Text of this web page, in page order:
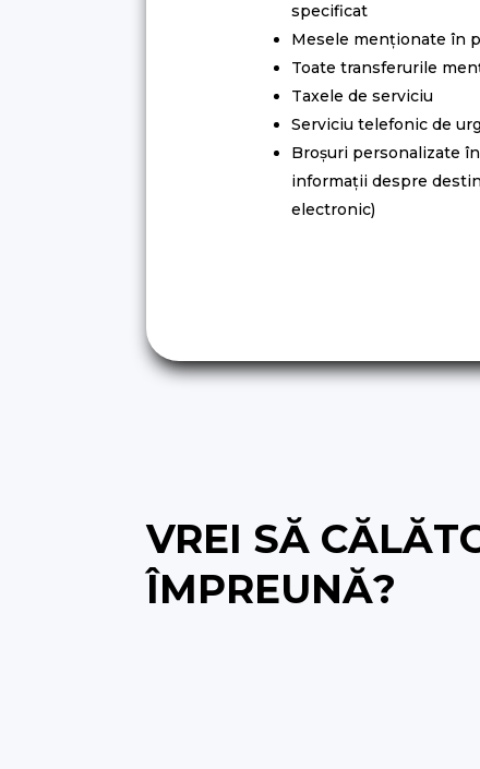
specificat
Mesele menționate în
Toate transferurile
Taxele de serviciu
Serviciu telefonic de
Broșuri personalizate
informații despre
electronic)
VREI SĂ
ÎMPREUNĂ?